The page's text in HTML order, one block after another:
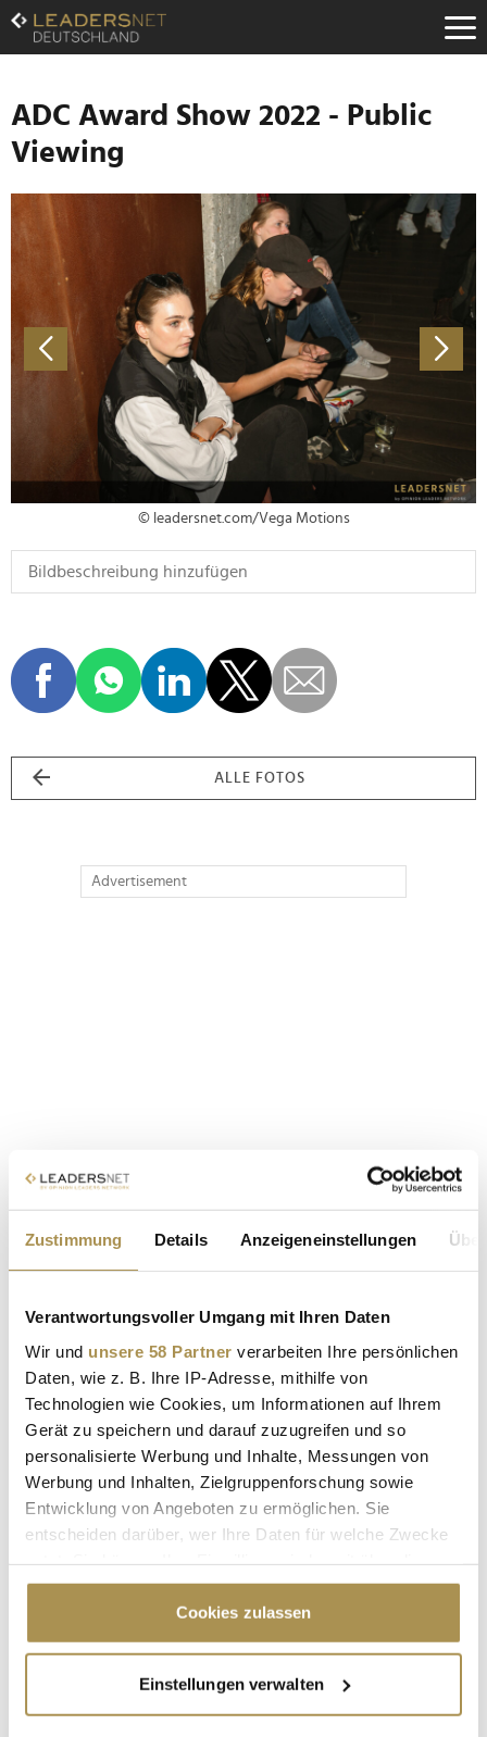
Zustimmung Details Anzeigeneinstellungen
Verantwortungsvoller Umgang mit Ihren Daten
Wir und unsere 58 Partner verarbeiten Ihre persönlichen
Daten, wie z. B. Ihre IP-Adresse, mithilfe von
Technologien wie Cookies, um Informationen auf Ihrem
Gerät zu speichern und darauf zuzugreifen und so
personalisierte Werbung und Inhalte, Messungen von
Werbung und Inhalten, Zielgruppenforschung sowie
Entwicklung von Angeboten zu ermöglichen. Sie
entscheiden darüber, wer Ihre Daten für welche Zwecke
Cookie-Erklärung oder durch Klicken auf das Privacy
Trigger Symbol ändern oder widerrufen
Informationen über Ihre geografische Lage
erfassen, welche bis auf einige Meter genau sein
Cookies zulassen
Einstellungen verwalten
Zum
Inhalt
Zur
Navigation
Zur
Hauptnavigation
ADC Award Show 2022 - Public
Viewing
© leadersnet.com/Vega Motions
ALLE FOTOS
Advertisement